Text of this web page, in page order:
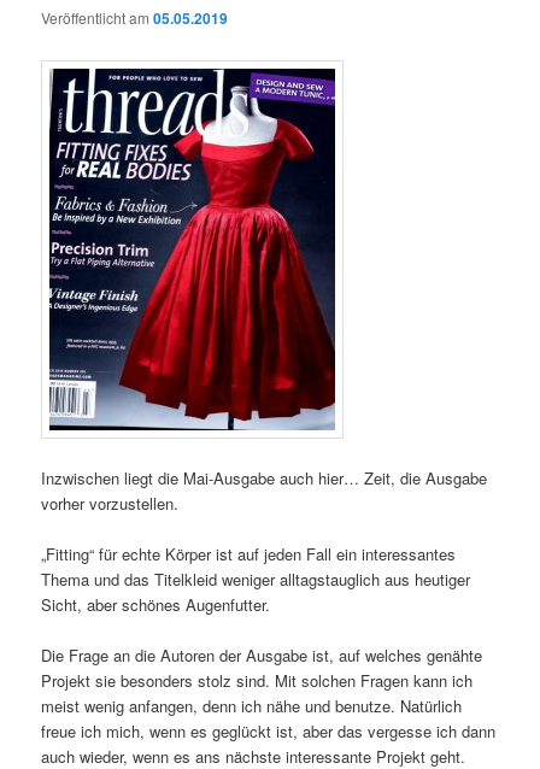
Veröffentlicht am05.05.2019
Inzwischen liegt die Mai-Ausgabe auch hier… Zeit, die Ausgabe
vorher vorzustellen.
„Fitting“ für echte Körper ist auf jeden Fall ein interessantes
Thema und das Titelkleid weniger alltagstauglich aus heutiger
Sicht, aber schönes Augenfutter.
Die Frage an die Autoren der Ausgabe ist, auf welches genähte
Projekt sie besonders stolz sind. Mit solchen Fragen kann ich
meist wenig anfangen, denn ich nähe und benutze. Natürlich
freue ich mich, wenn es geglückt ist, aber das vergesse ich dann
auch wieder, wenn es ans nächste interessante Projekt geht.